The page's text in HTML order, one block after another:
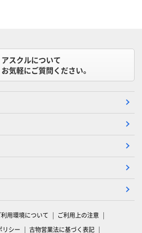
アスクルについて
お気軽にご質問ください。
利用環境について
ご利用上の注意
リシー
古物営業法に基づく表記